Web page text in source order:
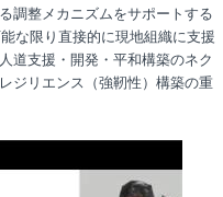
調整メカニズムをサポートする
な限り直接的に現地組織に支援
道支援・開発・平和構築のネク
ジリエンス（強靭性）構築の重